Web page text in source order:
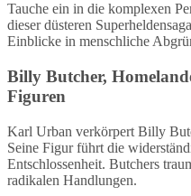
Tauche ein in die komplexen
dieser düsteren
Einblicke in menschliche
Billy Butcher,
Figuren
Karl Urban verkörpert Billy
Seine Figur führt die
Entschlossenheit. Butchers
radikalen Handlungen.